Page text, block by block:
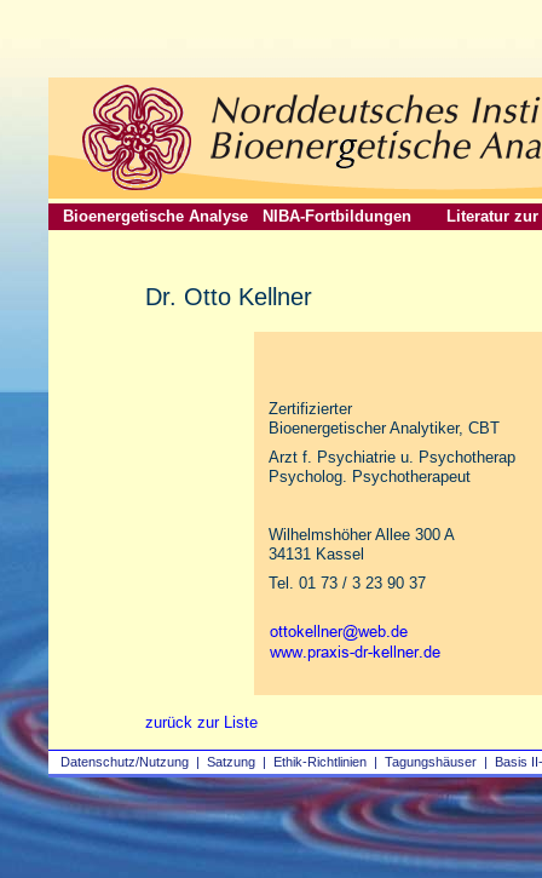
Datenschutz/Nutzung | Satzung | Ethik-Richtlinien | Tagungshäuser | Basis
Bioenergetische Analyse NIBA-Fortbildungen Literatur zur
Dr. Otto Kellner
zurück zur Liste
Zertifizierter
Bioenergetischer Analytiker, CBT
Arzt f. Psychiatrie u. Psychotherap
Psycholog. Psychotherapeut
Wilhelmshöher Allee 300 A
34131 Kassel
Tel. 01 73 / 3 23 90 37